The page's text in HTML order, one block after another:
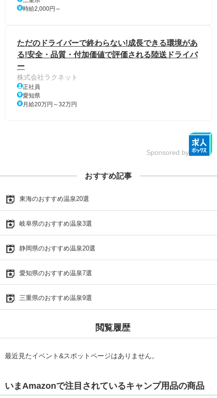
時給2,000円～
ただのドライバーで終わらない!成長できる環境があ
る!安全・品質・付加価値で評価される陸送ドライバ
ー
株式会社ラクネット
正社員
愛知県
月給20万円～32万円
Sponsored by
おすすめ記事
東海のおすすめ温泉20選
岐阜県のおすすめ温泉3選
静岡県のおすすめ温泉20選
愛知県のおすすめ温泉7選
三重県のおすすめ温泉9選
閲覧履歴
最近見たイベント&スポットページはありません。
いまAmazonで注目されているキャンプ用品の商品